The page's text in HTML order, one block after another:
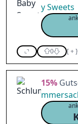
y Sweets
0 [+]
15%